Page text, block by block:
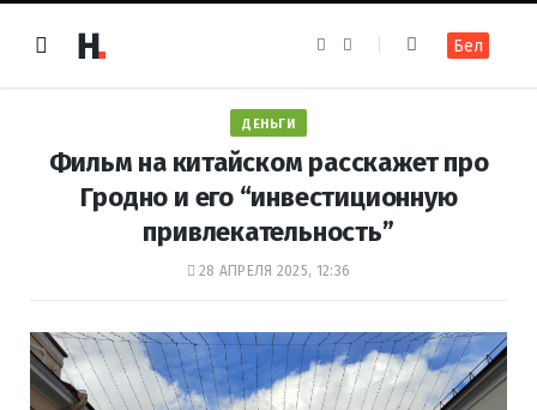
e
k
t
a
m
Бел
ДЕНЬГИ
Фильм на китайском расскажет про
Гродно и его “инвестиционную
привлекательность”
28 АПРЕЛЯ 2025, 12:36